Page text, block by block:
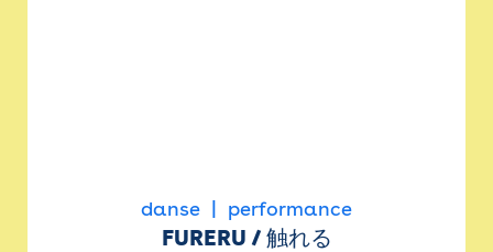
danse performance
FURERU / 触れる